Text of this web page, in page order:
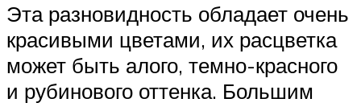
Эта разновидность обладает очень
красивыми цветами, их расцветка
может быть алого, темно-красного
и рубинового оттенка. Большим